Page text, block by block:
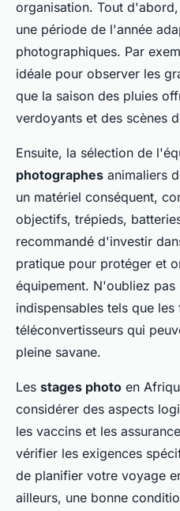
organisation. Tout
une période de l'année
photographiques. Par
idéale pour observer les
que la saison des pluies
verdoyants et des scènes
Ensuite, la sélection de
photographes animaliers
un matériel conséquent,
objectifs, trépieds,
recommandé d'investir
pratique pour protéger et
équipement. N'oubliez
indispensables tels que
téléconvertisseurs qui
pleine savane.
Les stages photo en
considérer des aspects
les vaccins et les
vérifier les exigences
de planifier votre voyage
ailleurs, une bonne